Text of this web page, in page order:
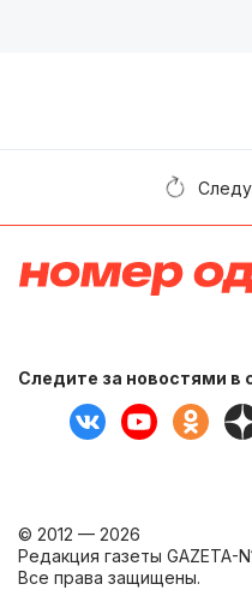
Следите за новостями в
© 2012 — 2026
Редакция газеты GAZETA-
Все права защищены.